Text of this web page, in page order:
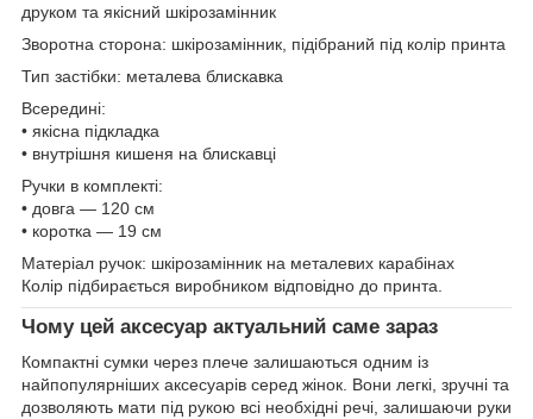
друком та якісний шкірозамінник
Зворотна сторона: шкірозамінник, підібраний під колір принта
Тип застібки: металева блискавка
Всередині:
• якісна підкладка
• внутрішня кишеня на блискавці
Ручки в комплекті:
• довга — 120 см
• коротка — 19 см
Матеріал ручок: шкірозамінник на металевих карабінах
Колір підбирається виробником відповідно до принта.
Чому цей аксесуар актуальний саме зараз
Компактні сумки через плече залишаються одним із
найпопулярніших аксесуарів серед жінок. Вони легкі, зручні та
дозволяють мати під рукою всі необхідні речі, залишаючи руки